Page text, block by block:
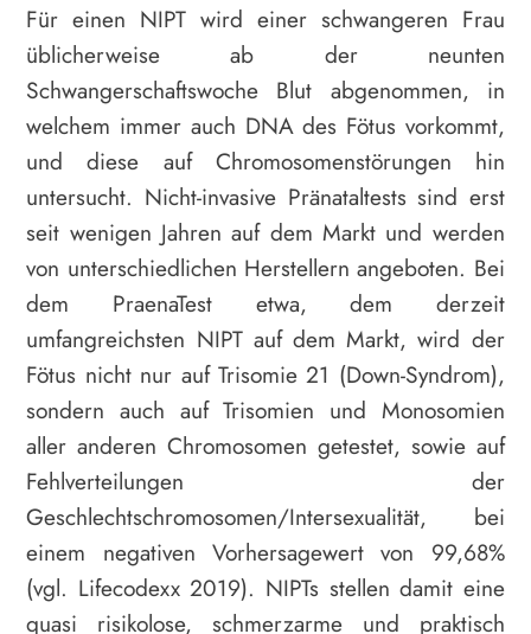
Für einen NIPT wird einer schwangeren Frau
üblicherweise ab der neunten
Schwangerschaftswoche Blut abgenommen, in
welchem immer auch DNA des Fötus vorkommt,
und diese auf Chromosomenstörungen hin
untersucht. Nicht-invasive Pränataltests sind erst
seit wenigen Jahren auf dem Markt und werden
von unterschiedlichen Herstellern angeboten. Bei
dem PraenaTest etwa, dem derzeit
umfangreichsten NIPT auf dem Markt, wird der
Fötus nicht nur auf Trisomie 21 (Down-Syndrom),
sondern auch auf Trisomien und Monosomien
aller anderen Chromosomen getestet, sowie auf
Fehlverteilungen der
Geschlechtschromosomen/Intersexualität, bei
einem negativen Vorhersagewert von 99,68%
(vgl. Lifecodexx 2019). NIPTs stellen damit eine
quasi risikolose, schmerzarme und praktisch